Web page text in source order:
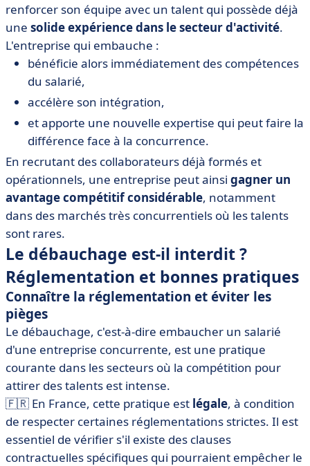
renforcer son équipe avec un talent qui possède déjà
une solide expérience dans le secteur d'activité.
L'entreprise qui embauche :
bénéficie alors immédiatement des compétences
du salarié,
accélère son intégration,
et apporte une nouvelle expertise qui peut faire la
différence face à la concurrence.
En recrutant des collaborateurs déjà formés et
opérationnels, une entreprise peut ainsi gagner un
avantage compétitif considérable, notamment
dans des marchés très concurrentiels où les talents
sont rares.
Le débauchage est-il interdit ?
Réglementation et bonnes pratiques
Connaître la réglementation et éviter les
pièges
Le débauchage, c'est-à-dire embaucher un salarié
d'une entreprise concurrente, est une pratique
courante dans les secteurs où la compétition pour
attirer des talents est intense.
🇫🇷 En France, cette pratique est légale, à condition
de respecter certaines réglementations strictes. Il est
essentiel de vérifier s'il existe des clauses
contractuelles spécifiques qui pourraient empêcher le